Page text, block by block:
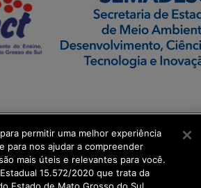
permitir uma melhor experiência
para nos ajudar a compreender
mais úteis e relevantes para você.
15.572/2020 que trata da